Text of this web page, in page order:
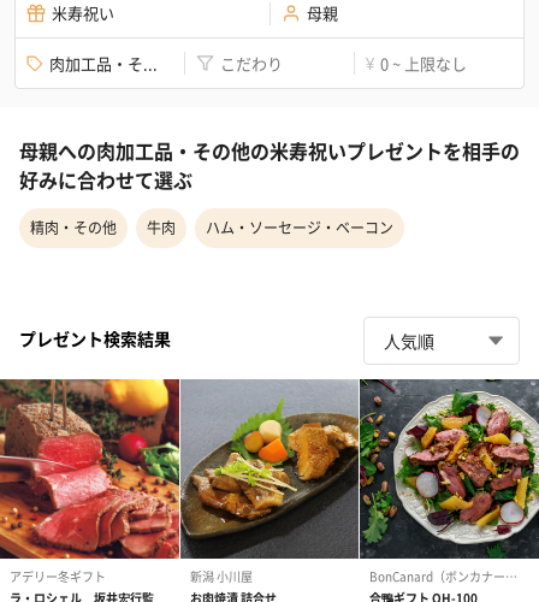
米寿祝い 母親
肉加工品・そ... こだわり ¥ 0 ~ 上限なし
母親への肉加工品・その他の米寿祝いプレゼントを相手の
好みに合わせて選ぶ
精肉・その他 牛肉 ハム・ソーセージ・ベーコン
プレゼント検索結果